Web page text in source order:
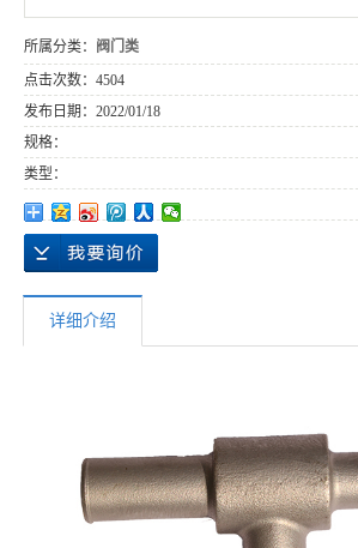
所属分类： 阀门类
点击次数： 4504
发布日期： 2022/01/18
规格：
类型：
详细介绍